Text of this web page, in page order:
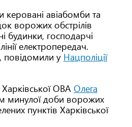
керовані авіабомби та
ворожих обстрілів
будинки, господарчі
електропередач.
повідомили у Нацполіції
ОВА Олега
минулої доби ворожих
пунктів Харківської